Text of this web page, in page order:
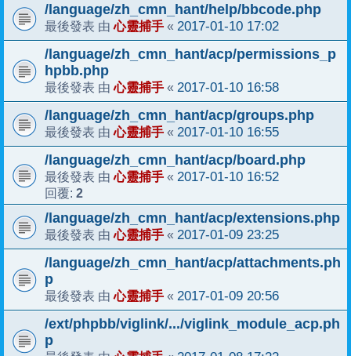
/language/zh_cmn_hant/help/bbcode.php
最後發表 由心靈捕手 « 2017-01-10 17:02
/language/zh_cmn_hant/acp/permissions_p
hpbb.php
最後發表 由心靈捕手 « 2017-01-10 16:58
/language/zh_cmn_hant/acp/groups.php
最後發表 由心靈捕手 « 2017-01-10 16:55
/language/zh_cmn_hant/acp/board.php
最後發表 由心靈捕手 « 2017-01-10 16:52
回覆: 2
/language/zh_cmn_hant/acp/extensions.php
最後發表 由心靈捕手 « 2017-01-09 23:25
/language/zh_cmn_hant/acp/attachments.ph
p
最後發表 由心靈捕手 « 2017-01-09 20:56
/ext/phpbb/viglink/.../viglink_module_acp.ph
p